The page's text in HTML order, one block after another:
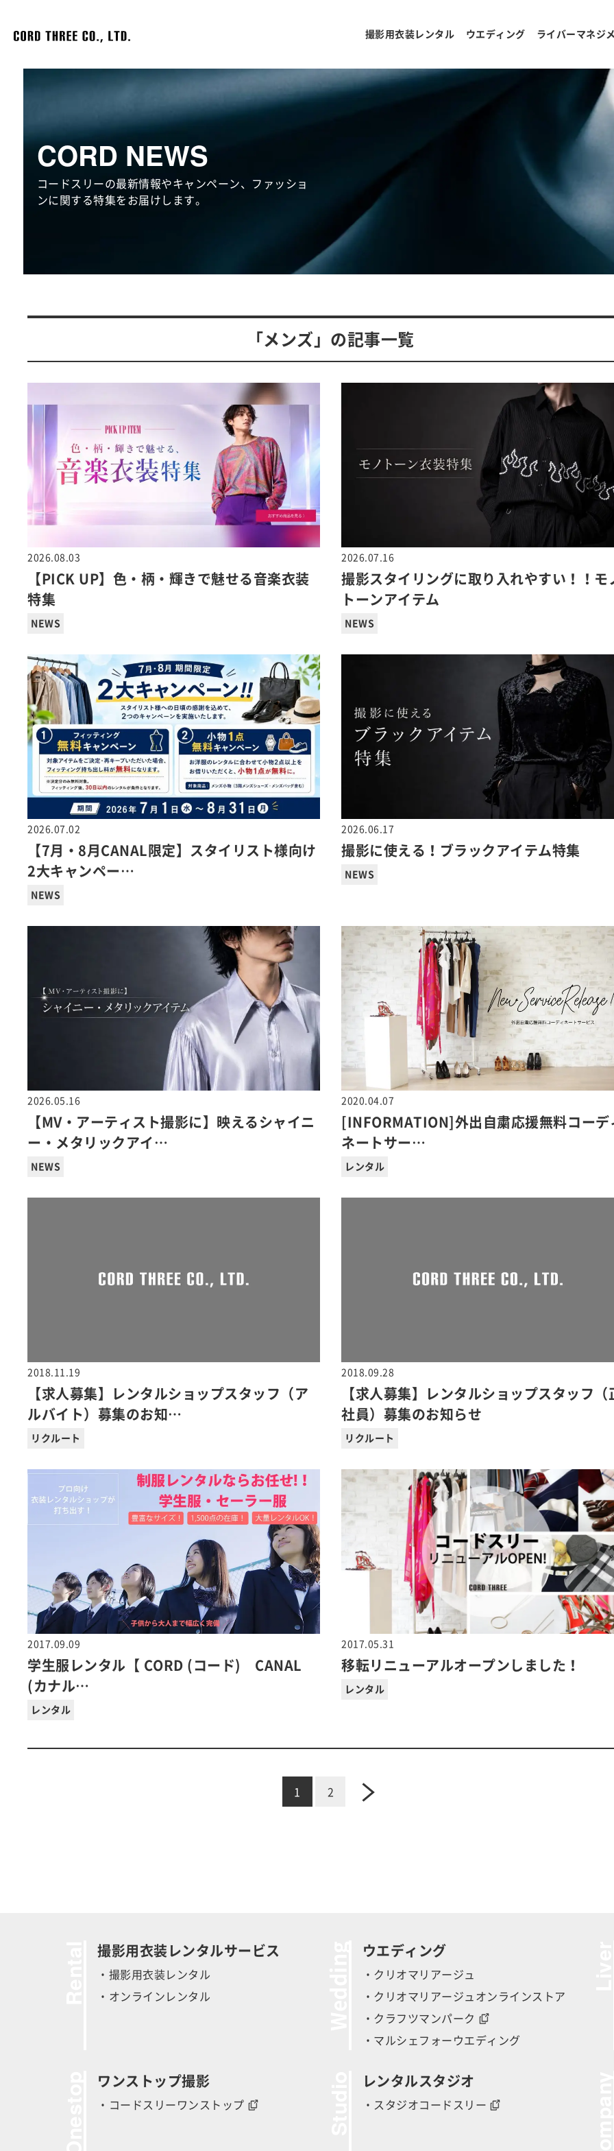
撮影用衣装レンタル ウエディング ライバーマネジ
CORD NEWS
コードスリーの最新情報やキャンペーン、ファッショ
ンに関する特集をお届けします。
「メンズ」の記事一覧
2026.08.03
【PICK UP】色・柄・輝きで魅せる音楽衣装
特集
NEWS
2026.07.16
撮影スタイリングに取り入れやすい！！モ
トーンアイテム
NEWS
2026.07.02
【7月・8月CANAL限定】スタイリスト様向け
2大キャンペー…
NEWS
2026.06.17
撮影に使える！ブラックアイテム特集
NEWS
2026.05.16
【MV・アーティスト撮影に】映えるシャイニ
ー・メタリックアイ…
NEWS
2020.04.07
[INFORMATION]外出自粛応援無料コーデ
ネートサー…
レンタル
2018.11.19
【求人募集】レンタルショップスタッフ（ア
ルバイト）募集のお知…
リクルート
2018.09.28
【求人募集】レンタルショップスタッフ（
社員）募集のお知らせ
リクルート
2017.09.09
学生服レンタル【 CORD (コード) CANAL
(カナル…
レンタル
2017.05.31
移転リニューアルオープンしました！
レンタル
1 2 next
撮影用衣装レンタルサービス
・撮影用衣装レンタル
・オンラインレンタル
ウエディング
・クリオマリアージュ
・クリオマリアージュオンラインストア
・クラフツマンパーク
・マルシェフォーウエディング
ワンストップ撮影
・コードスリーワンストップ
レンタルスタジオ
・スタジオコードスリー